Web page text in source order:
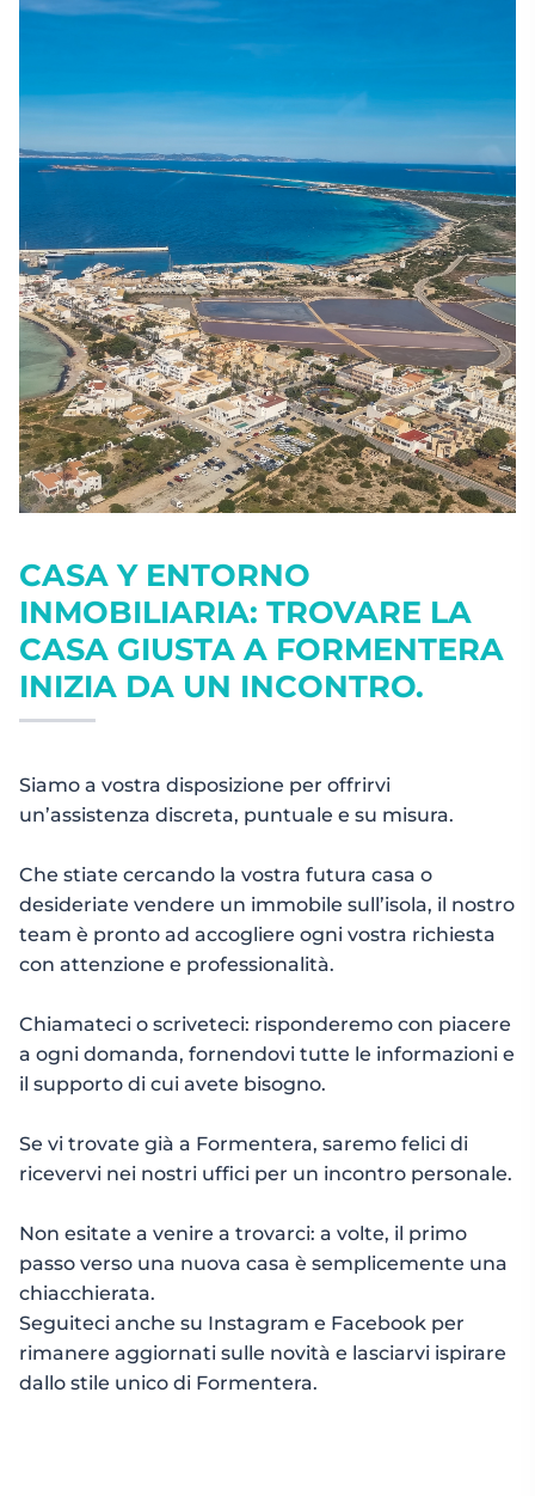
CASA Y ENTORNO
INMOBILIARIA: TROVARE LA
CASA GIUSTA A FORMENTERA
INIZIA DA UN INCONTRO.
Siamo a vostra disposizione per offrirvi
un’assistenza discreta, puntuale e su misura.
Che stiate cercando la vostra futura casa o
desideriate vendere un immobile sull’isola, il nostro
team è pronto ad accogliere ogni vostra richiesta
con attenzione e professionalità.
Chiamateci o scriveteci: risponderemo con piacere
a ogni domanda, fornendovi tutte le informazioni e
il supporto di cui avete bisogno.
Se vi trovate già a Formentera, saremo felici di
ricevervi nei nostri uffici per un incontro personale.
Non esitate a venire a trovarci: a volte, il primo
passo verso una nuova casa è semplicemente una
chiacchierata.
Seguiteci anche su Instagram e Facebook per
rimanere aggiornati sulle novità e lasciarvi ispirare
dallo stile unico di Formentera.